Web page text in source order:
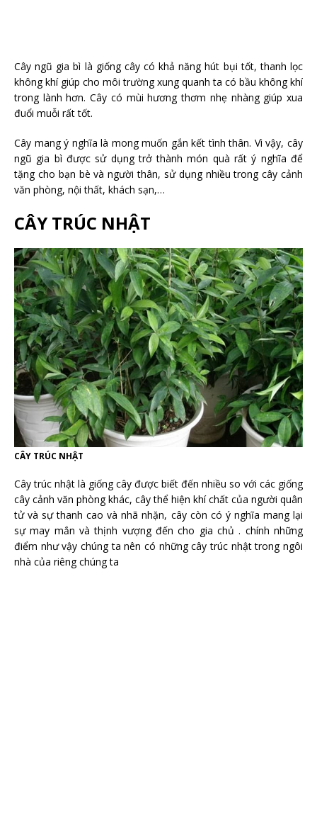
Cây ngũ gia bì là giống cây có khả năng hút bụi tốt, thanh lọc
không khí giúp cho môi trường xung quanh ta có bầu không khí
trong lành hơn. Cây có mùi hương thơm nhẹ nhàng giúp xua
đuổi muỗi rất tốt.
Cây mang ý nghĩa là mong muốn gắn kết tình thân. Vì vậy, cây
ngũ gia bì được sử dụng trở thành món quà rất ý nghĩa để
tặng cho bạn bè và người thân, sử dụng nhiều trong cây cảnh
văn phòng, nội thất, khách sạn,…
CÂY TRÚC NHẬT
CÂY TRÚC NHẬT
Cây trúc nhật là giống cây được biết đến nhiều so với các giống
cây cảnh văn phòng khác, cây thể hiện khí chất của người quân
tử và sự thanh cao và nhã nhặn, cây còn có ý nghĩa mang lại
sự may mắn và thịnh vượng đến cho gia chủ . chính những
điểm như vậy chúng ta nên có những cây trúc nhật trong ngôi
nhà của riêng chúng ta